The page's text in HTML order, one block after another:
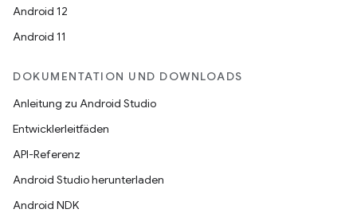
Android 12
Android 11
DOKUMENTATION UND DOWNLOADS
Anleitung zu Android Studio
Entwicklerleitfäden
API-Referenz
Android Studio herunterladen
Android NDK